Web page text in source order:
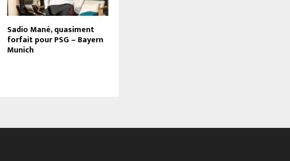
Sadio Mané, quasiment
forfait pour PSG – Bayern
Munich